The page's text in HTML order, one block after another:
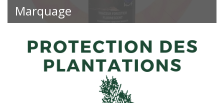
Marquage